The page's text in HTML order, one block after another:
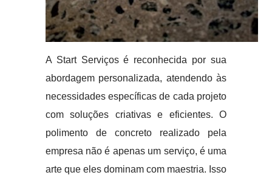
A Start Serviços é reconhecida por sua
abordagem personalizada, atendendo às
necessidades específicas de cada projeto
com soluções criativas e eficientes. O
polimento de concreto realizado pela
empresa não é apenas um serviço, é uma
arte que eles dominam com maestria. Isso